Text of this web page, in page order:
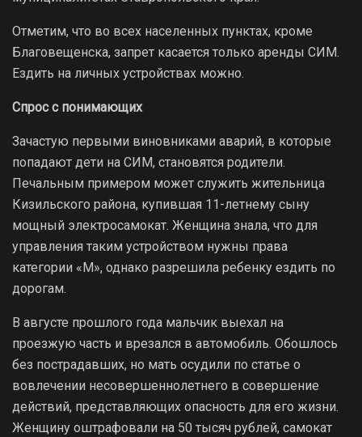
Отметим, что во всех населенных пунктах, кроме
Благовещенска, запрет касается только аренды СИМ.
Ездить на личных устройствах можно.
Спрос с понимающих
Зачастую первыми виновниками аварий, в которые
попадают дети на СИМ, становятся родители.
Печальным примером может служить жительница
Кизильского района, купившая 11-летнему сыну
мощный электросамокат. Женщина знала, что для
управления таким устройством нужны права
категории «М», однако разрешила ребенку ездить по
дорогам.
В августе прошлого года мальчик выехал на
проезжую часть и врезался в автомобиль. Обошлось
без пострадавших, но мать осудили по статье о
вовлечении несовершеннолетнего в совершение
действий, представляющих опасность для его жизни.
Женщину оштрафовали на 50 тысяч рублей, самокат